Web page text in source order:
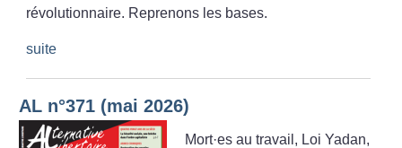
révolutionnaire. Reprenons les bases.
suite
AL n°371 (mai 2026)
Mort·es au travail, Loi Yadan,